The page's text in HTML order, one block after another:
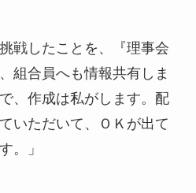
戦したことを、『理事会
組合員へも情報共有しま
、作成は私がします。配
いただいて、ＯＫが出て
。」